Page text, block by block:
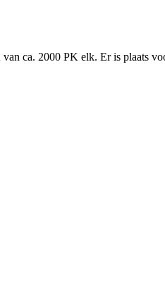
ca. 2000 PK elk. Er is plaats